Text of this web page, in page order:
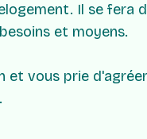
Il se fera
et moyens.
vous prie